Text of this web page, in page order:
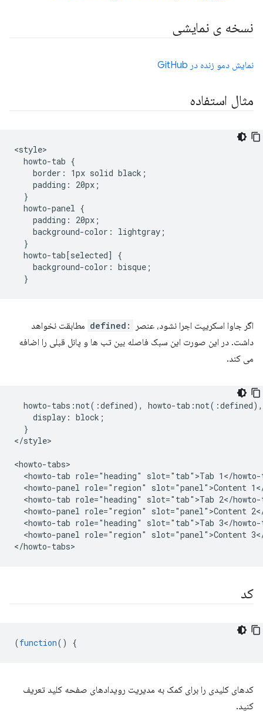
نسخه ی نمایشی
نمایش دمو زنده در GitHub
مثال استفاده
<style>
  howto-tab {
    border: 1px solid black;
    padding: 20px;
  }
  howto-panel {
    padding: 20px;
    background-color: lightgray;
  }
  howto-tab[selected] {
    background-color: bisque;
اگر جاوا اسکریپت اجرا نشود، عنصر :defined
مطابقت نخواهد
داشت. در این صورت این سبک فاصله بین تب ها و پانل قبلی را اضافه
می کند.
howto-tabs:not(:defined), howto-
    display: block;
  }
</style>
<howto-tabs>
<howto-tab role="heading" slot="tab">Tab 1</
<howto-panel role="region" slot="panel">Content
<howto-tab role="heading" slot="tab">Tab 2</
<howto-panel role="region" slot="panel">Content
<howto-tab role="heading" slot="tab">Tab 3</
<howto-panel role="region" slot="panel">Content
کد
(function() {
کدهای کلیدی را برای کمک به مدیریت رویدادهای صفحه کلید تعریف
کنید.